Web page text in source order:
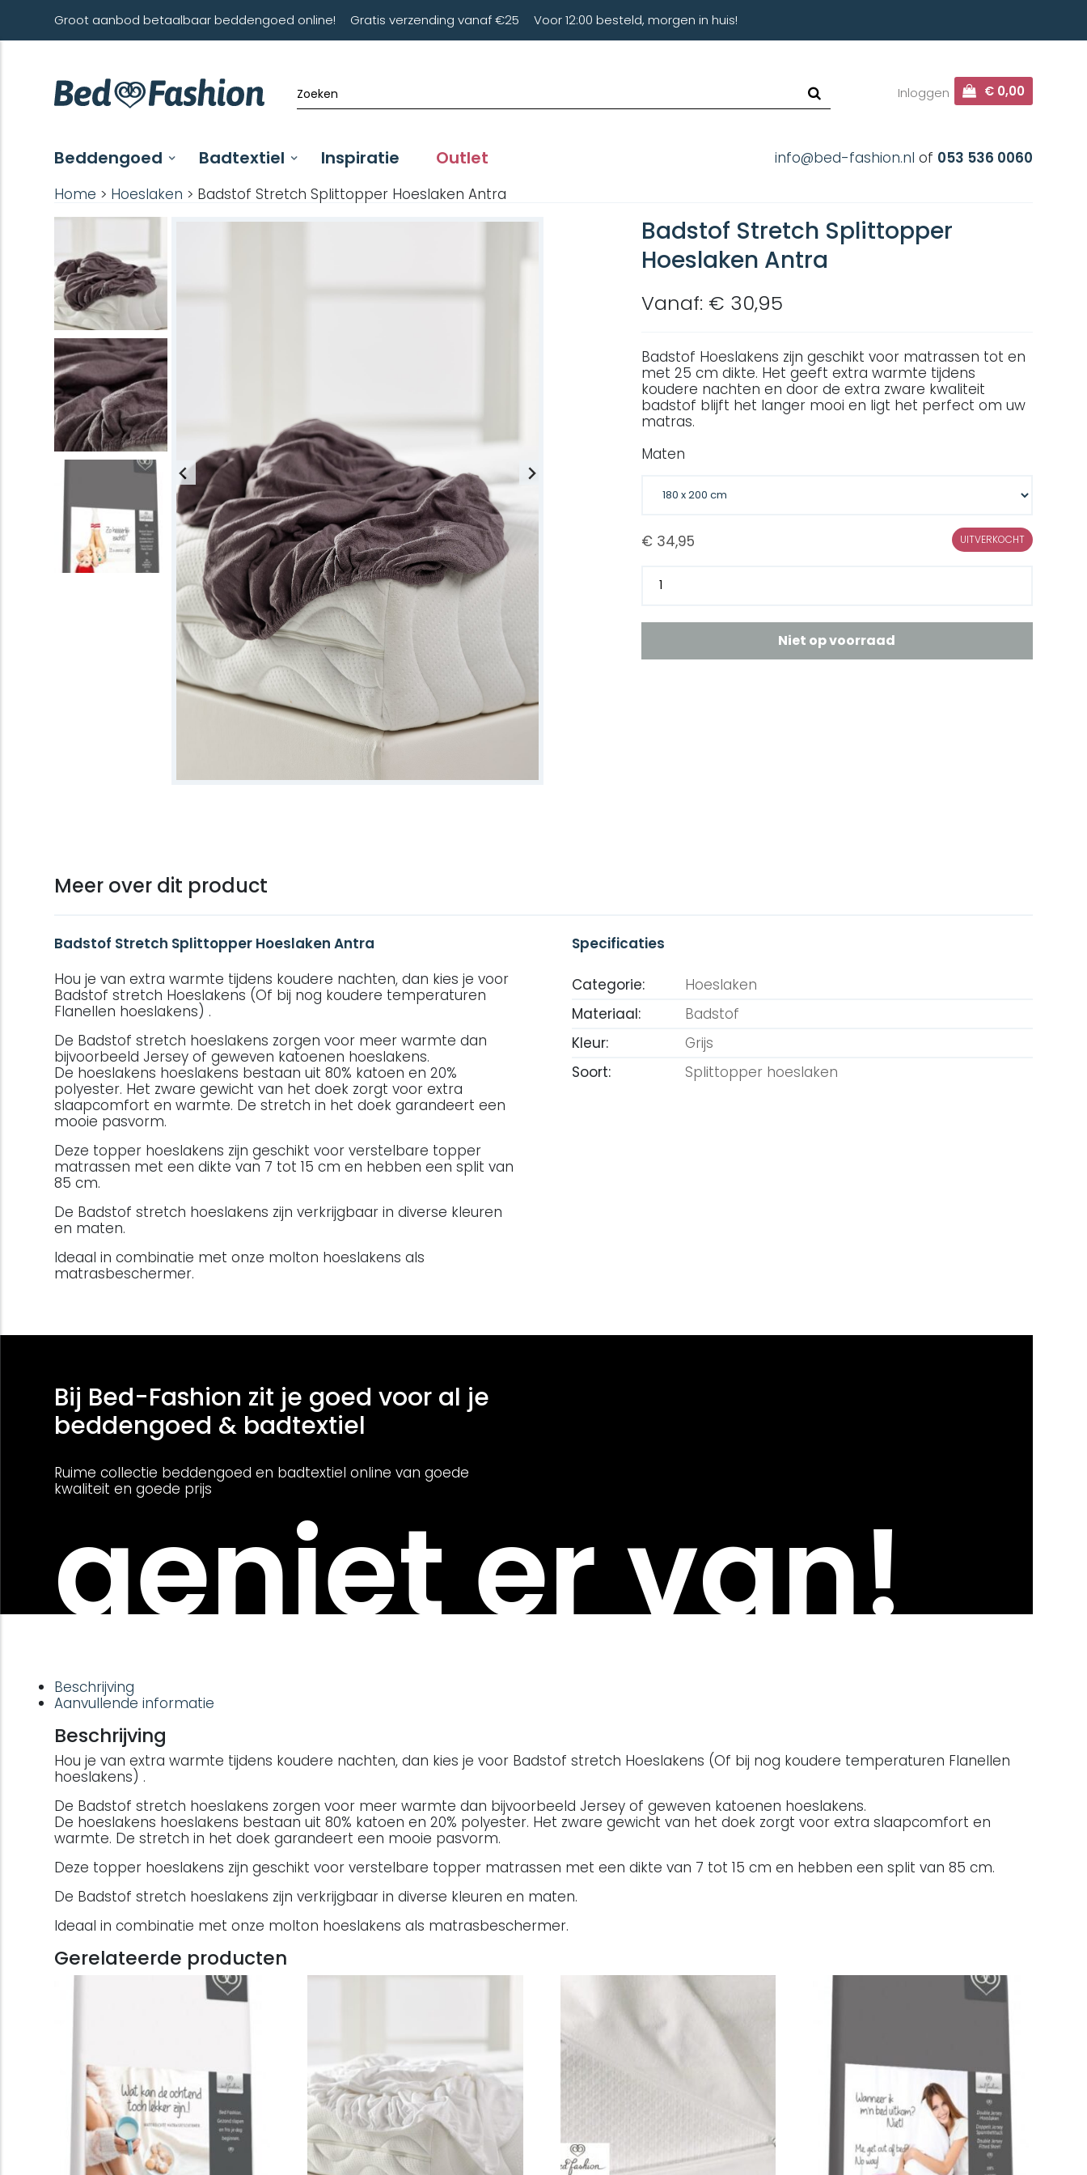
Groot aanbod betaalbaar beddengoed online! Gratis verzending vanaf €25 Voor 12:00 besteld, morgen in huis!
Inloggen € 0,00
Beddengoed Badtextiel Inspiratie Outlet info@bed-fashion.nl of 053 536 0060
Home > Hoeslaken > Badstof Stretch Splittopper Hoeslaken Antra
Badstof Stretch Splittopper
Hoeslaken Antra
Vanaf: € 30,95
Badstof Hoeslakens zijn geschikt voor matrassen tot en
met 25 cm dikte. Het geeft extra warmte tijdens
koudere nachten en door de extra zware kwaliteit
badstof blijft het langer mooi en ligt het perfect om uw
matras.
Maten
UITVERKOCHT
Niet op voorraad
Meer over dit product
Badstof Stretch Splittopper Hoeslaken Antra
Hou je van extra warmte tijdens koudere nachten, dan kies je voor
Badstof stretch Hoeslakens (Of bij nog koudere temperaturen
Flanellen hoeslakens) .
De Badstof stretch hoeslakens zorgen voor meer warmte dan
bijvoorbeeld Jersey of geweven katoenen hoeslakens.
De hoeslakens hoeslakens bestaan uit 80% katoen en 20%
polyester. Het zware gewicht van het doek zorgt voor extra
slaapcomfort en warmte. De stretch in het doek garandeert een
mooie pasvorm.
Deze topper hoeslakens zijn geschikt voor verstelbare topper
matrassen met een dikte van 7 tot 15 cm en hebben een split van
85 cm.
De Badstof stretch hoeslakens zijn verkrijgbaar in diverse kleuren
en maten.
Ideaal in combinatie met onze molton hoeslakens als
matrasbeschermer.
Specificaties
Categorie:
Hoeslaken
Materiaal:
Badstof
Kleur:
Grijs
Soort:
Splittopper hoeslaken
Bij Bed-Fashion zit je goed voor al je
beddengoed & badtextiel
Ruime collectie beddengoed en badtextiel online van goede
kwaliteit en goede prijs
geniet er van!
Beschrijving
Aanvullende informatie
Beschrijving
Hou je van extra warmte tijdens koudere nachten, dan kies je voor Badstof stretch Hoeslakens (Of bij nog koudere temperaturen Flanellen
hoeslakens) .
De Badstof stretch hoeslakens zorgen voor meer warmte dan bijvoorbeeld Jersey of geweven katoenen hoeslakens.
De hoeslakens hoeslakens bestaan uit 80% katoen en 20% polyester. Het zware gewicht van het doek zorgt voor extra slaapcomfort en
warmte. De stretch in het doek garandeert een mooie pasvorm.
Deze topper hoeslakens zijn geschikt voor verstelbare topper matrassen met een dikte van 7 tot 15 cm en hebben een split van 85 cm.
De Badstof stretch hoeslakens zijn verkrijgbaar in diverse kleuren en maten.
Ideaal in combinatie met onze molton hoeslakens als matrasbeschermer.
Gerelateerde producten